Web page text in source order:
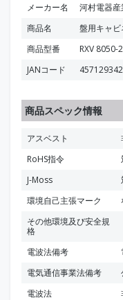
メーカー名
河村電器産
商品名
盤用キャビ
商品型番
RXV 8050-
JANコード
商品スペック情報
アスベスト
RoHS指令
J-Moss
環境自己主張マーク
その他環境及び安全規
格
電波法備考
電気通信事業法備考
電波法